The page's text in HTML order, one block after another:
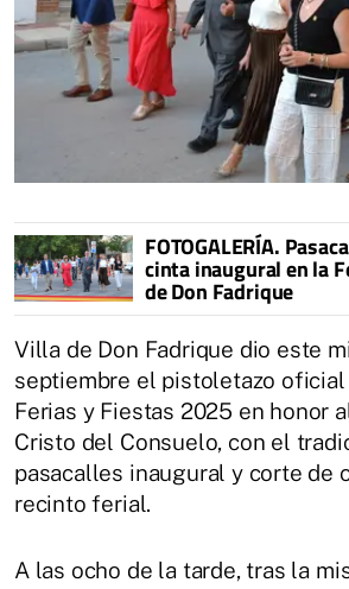
FOTOGALERÍA.
cinta inaugural en la
de Don Fadrique
Villa de Don Fadrique dio este
septiembre el pistoletazo oficial
Ferias y Fiestas 2025 en honor
Cristo del Consuelo, con el
pasacalles inaugural y corte de
recinto ferial.
A las ocho de la tarde, tras la